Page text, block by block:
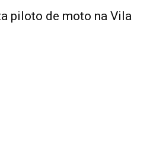
piloto de moto na Vila